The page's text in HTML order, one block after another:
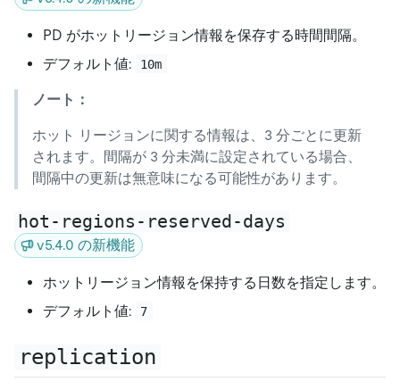
PD がホットリージョン情報を保存する時間間隔。
デフォルト値:
10m
ノート：
ホット リージョンに関する情報は、3 分ごとに更新
されます。間隔が 3 分未満に設定されている場合、
間隔中の更新は無意味になる可能性があります。
hot-regions-reserved-days
v5.4.0 の新機能
ホットリージョン情報を保持する日数を指定します。
デフォルト値:
7
replication